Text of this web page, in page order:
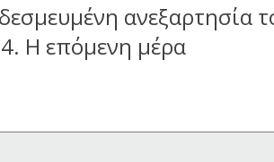
ανεξαρτησία
Η επόμενη μέρα